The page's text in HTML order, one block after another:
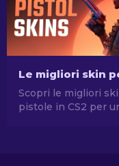
Scopri le migliori
pistole in CS2 per